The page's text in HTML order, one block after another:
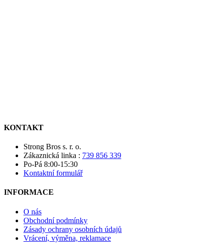
KONTAKT
Strong Bros s. r. o.
Zákaznická linka : 739 856 339
Po-Pá 8:00-15:30
Kontaktní formulář
INFORMACE
O nás
Obchodní podmínky
Zásady ochrany osobních údajů
Vrácení, výměna, reklamace